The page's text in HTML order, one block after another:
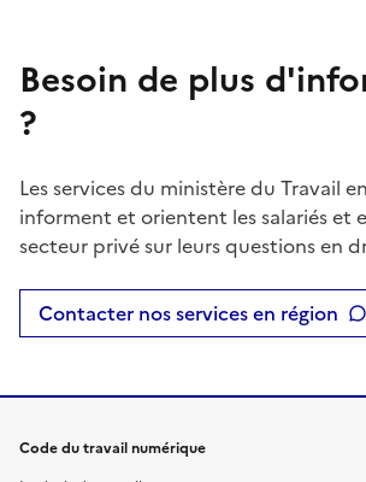
Besoin de plus
?
Les services du ministère du Travail
informent et orientent les salariés et
secteur privé sur leurs questions en
Contacter nos services en région
Code du travail numérique